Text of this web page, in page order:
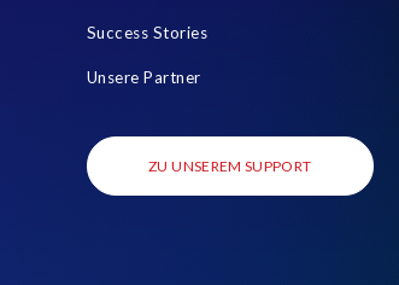
Success Stories
Unsere Partner
ZU UNSEREM SUPPORT